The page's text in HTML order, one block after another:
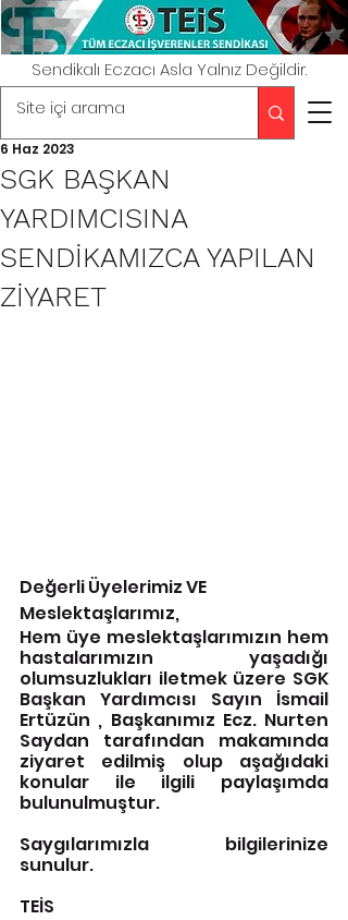
Sendikalı Eczacı Asla Yalnız Değildir.
SGK BAŞKAN
YARDIMCISINA
SENDİKAMIZCA YAPILAN
ZİYARET
6 Haz 2023
Değerli Üyelerimiz VE
Meslektaşlarımız,
Hem üye meslektaşlarımızın hem
hastalarımızın yaşadığı
olumsuzlukları iletmek üzere SGK
Başkan Yardımcısı Sayın İsmail
Ertüzün , Başkanımız Ecz. Nurten
Saydan tarafından makamında
ziyaret edilmiş olup aşağıdaki
konular ile ilgili paylaşımda
bulunulmuştur.
Saygılarımızla bilgilerinize
sunulur.
TEİS